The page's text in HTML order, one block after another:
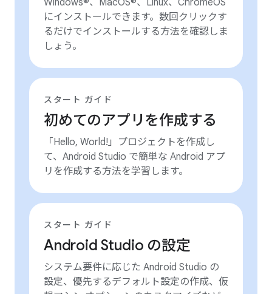
Windows®、MacOS®、Linux、ChromeOS
にインストールできます。数回クリックす
るだけでインストールする方法を確認しま
しょう。
スタート ガイド
初めてのアプリを作成する
「Hello, World!」プロジェクトを作成し
て、Android Studio で簡単な Android アプ
リを作成する方法を学習します。
スタート ガイド
Android Studio の設定
システム要件に応じた Android Studio の
設定、優先するデフォルト設定の作成、仮